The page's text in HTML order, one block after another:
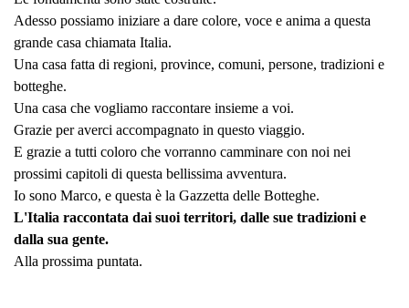
Adesso possiamo iniziare a dare colore, voce e anima a questa
grande casa chiamata Italia.
Una casa fatta di regioni, province, comuni, persone, tradizioni e
botteghe.
Una casa che vogliamo raccontare insieme a voi.
Grazie per averci accompagnato in questo viaggio.
E grazie a tutti coloro che vorranno camminare con noi nei
prossimi capitoli di questa bellissima avventura.
Io sono Marco, e questa è la Gazzetta delle Botteghe.
L'Italia raccontata dai suoi territori, dalle sue tradizioni e
dalla sua gente.
Alla prossima puntata.